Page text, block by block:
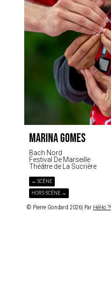
MARINA GOMES
Bach Nord
Festival De Marseille
Théâtre de La Sucrière
← SCÈNE
HORS-SCÈNE →
© Pierre Gondard 2026| Par HéHo ?!